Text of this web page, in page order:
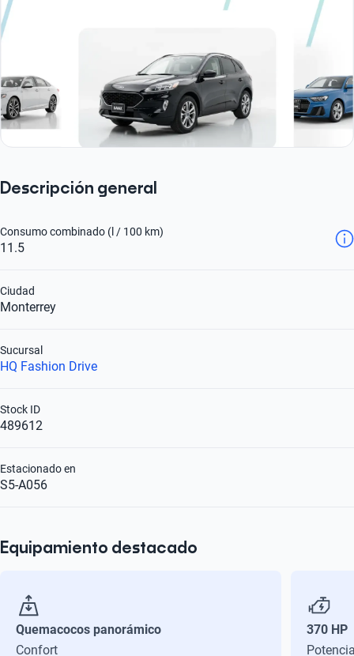
Descripción general
11.5
Consumo combinado (l / 100 km)
Monterrey
Ciudad
HQ Fashion Drive
Sucursal
489612
Stock ID
S5-A056
Estacionado en
Equipamiento destacado
Quemacocos panorámico
Confort
370 HP